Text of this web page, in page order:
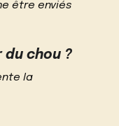
être enviés
chou ?
la